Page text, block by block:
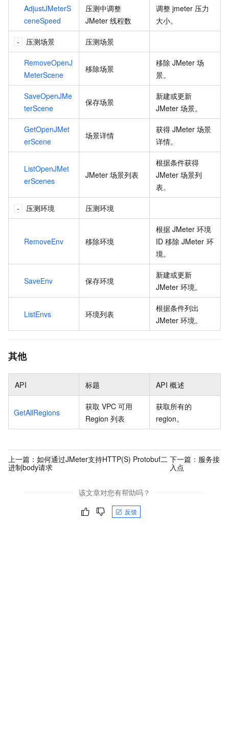
AdjustJMeterS
ceneSpeed
压测中调整
JMeter 线程数
调整 jmeter 压力
大小。
压测场景 压测场景
RemoveOpenJ
MeterScene
移除场景
移除 JMeter 场
景。
SaveOpenJMe
terScene
保存场景
新建或更新
JMeter 场景。
GetOpenJMet
erScene
场景详情
获得 JMeter 场景
详情。
ListOpenJMet
erScenes
JMeter 场景列表
根据条件获得
JMeter 场景列
表。
压测环境 压测环境
RemoveEnv 移除环境
根据 JMeter 环境
ID 移除 JMeter 环
境。
SaveEnv 保存环境
新建或更新
JMeter 环境。
ListEnvs 环境列表
根据条件列出
JMeter 环境。
其他
API 标题 API 概述
GetAllRegions
获取 VPC 可用
Region 列表
获取所有的
region。
上一篇： 如何通过JMeter支持HTTP(S) Protobuf二
进制body请求
下一篇： 服务接
入点
该文章对您有帮助吗？
反馈